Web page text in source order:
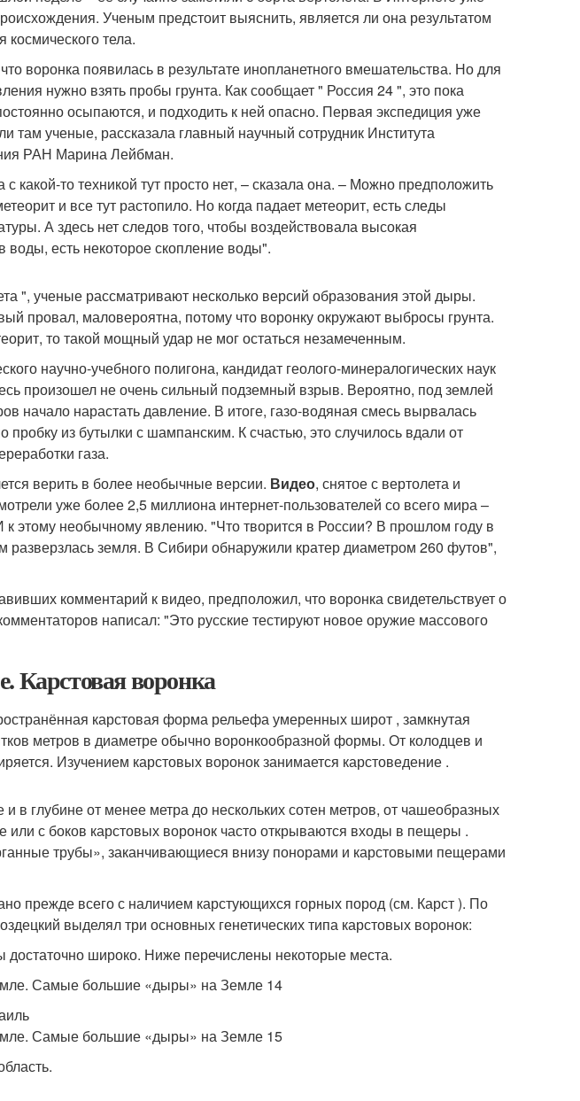
Ученым предстоит выяснить, является ли она результатом
космического тела.
воронка появилась в результате инопланетного вмешательства. Но для
нужно взять пробы грунта. Как сообщает " Россия 24 ", это пока
осыпаются, и подходить к ней опасно. Первая экспедиция уже
там ученые, рассказала главный научный сотрудник Института
РАН Марина Лейбман.
какой-то техникой тут просто нет, – сказала она. – Можно предположить
и все тут растопило. Но когда падает метеорит, есть следы
А здесь нет следов того, чтобы воздействовала высокая
есть некоторое скопление воды".
", ученые рассматривают несколько версий образования этой дыры.
провал, маловероятна, потому что воронку окружают выбросы грунта.
то такой мощный удар не мог остаться незамеченным.
научно-учебного полигона, кандидат геолого-минералогических наук
произошел не очень сильный подземный взрыв. Вероятно, под землей
начало нарастать давление. В итоге, газо-водяная смесь вырвалась
из бутылки с шампанским. К счастью, это случилось вдали от
газа.
верить в более необычные версии. Видео, снятое с вертолета и
уже более 2,5 миллиона интернет-пользователей со всего мира –
этому необычному явлению. "Что творится в России? В прошлом году в
разверзлась земля. В Сибири обнаружили кратер диаметром 260 футов",
комментарий к видео, предположил, что воронка свидетельствует о
написал: "Это русские тестируют новое оружие массового
Карстовая воронка
карстовая форма рельефа умеренных широт , замкнутая
метров в диаметре обычно воронкообразной формы. От колодцев и
Изучением карстовых воронок занимается карстоведение .
и в глубине от менее метра до нескольких сотен метров, от чашеобразных
или с боков карстовых воронок часто открываются входы в пещеры .
трубы», заканчивающиеся внизу понорами и карстовыми пещерами
прежде всего с наличием карстующихся горных пород (см. Карст ). По
выделял три основных генетических типа карстовых воронок:
достаточно широко. Ниже перечислены некоторые места.